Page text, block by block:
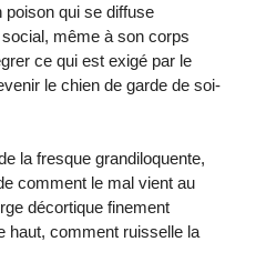
poison qui se diffuse
même à son corps
ce qui est exigé par le
le chien de garde de soi-
la fresque grandiloquente,
comment le mal vient au
décortique finement
haut, comment ruisselle la